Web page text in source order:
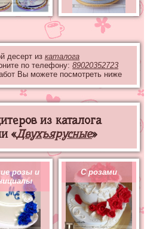
десерт из каталога
по телефону: 89020352723
Вы можете посмотреть ниже
из каталога
«Двухъярусные»
розы и
С розами